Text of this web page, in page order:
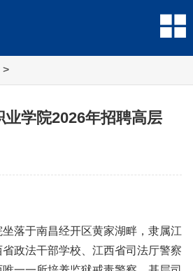
>
学院2026年招聘高层
落于南昌经开区黄家湖畔，隶属江
政法干部学校、江西省司法厅警察